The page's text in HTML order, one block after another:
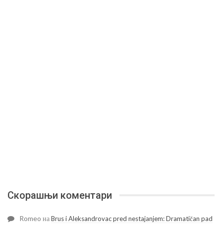
Скорашњи коментари
Romeo наBrus i Aleksandrovac pred nestajanjem: Dramatičan pad